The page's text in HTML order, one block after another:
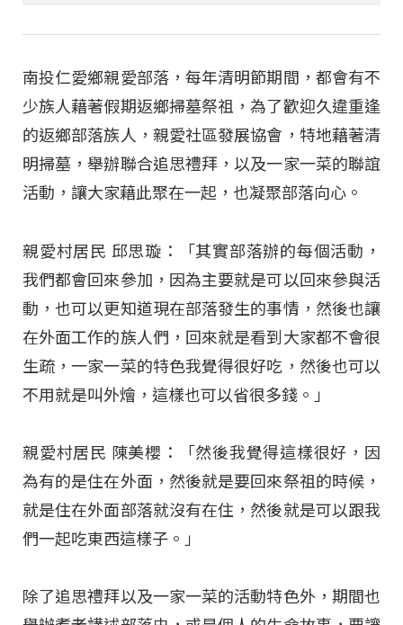
南投仁愛鄉親愛部落，每年清明節期間，都會有不
少族人藉著假期返鄉掃墓祭祖，為了歡迎久違重逢
的返鄉部落族人，親愛社區發展協會，特地藉著清
明掃墓，舉辦聯合追思禮拜，以及一家一菜的聯誼
活動，讓大家藉此聚在一起，也凝聚部落向心。
親愛村居民 邱思璇：「其實部落辦的每個活動，
我們都會回來參加，因為主要就是可以回來參與活
動，也可以更知道現在部落發生的事情，然後也讓
在外面工作的族人們，回來就是看到大家都不會很
生疏，一家一菜的特色我覺得很好吃，然後也可以
不用就是叫外燴，這樣也可以省很多錢。」
親愛村居民 陳美櫻：「然後我覺得這樣很好，因
為有的是住在外面，然後就是要回來祭祖的時候，
就是住在外面部落就沒有在住，然後就是可以跟我
們一起吃東西這樣子。」
除了追思禮拜以及一家一菜的活動特色外，期間也